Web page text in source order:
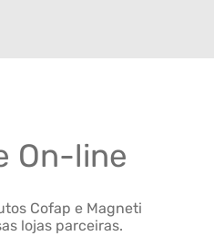
On-line
Cofap e Magneti
lojas parceiras.